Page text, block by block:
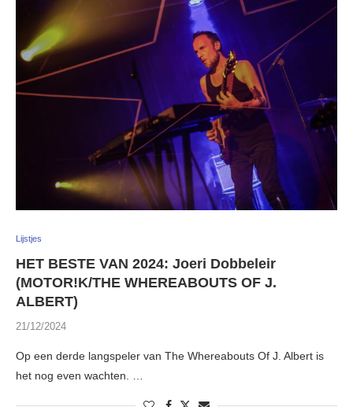
Lijstjes
HET BESTE VAN 2024: Joeri Dobbeleir
(MOTOR!K/THE WHEREABOUTS OF J.
ALBERT)
21/12/2024
Op een derde langspeler van The Whereabouts Of J. Albert is
het nog even wachten. …